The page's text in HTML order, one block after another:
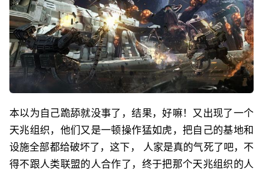
本以为自己跪舔就没事了，结果，好嘛！又出现了一个
天兆组织，他们又是一顿操作猛如虎，把自己的基地和
设施全部都给破坏了，这下， 人家是真的气死了吧，不
得不跟人类联盟的人合作了，终于把那个天兆组织的人